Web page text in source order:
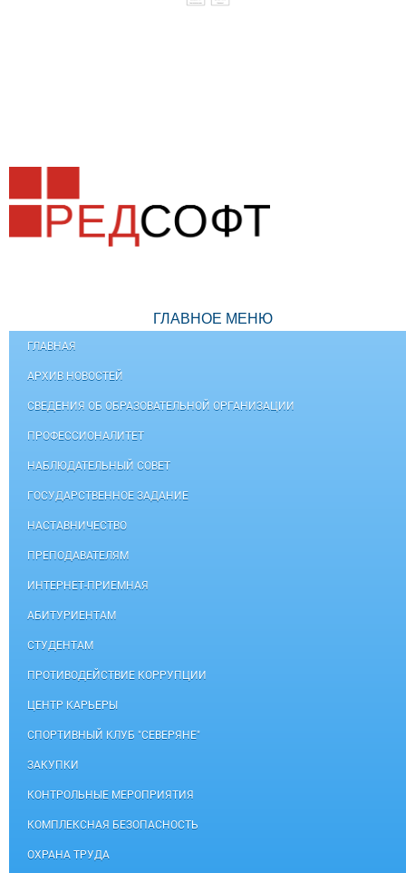
ГЛАВНОЕ МЕНЮ
ГЛАВНАЯ
АРХИВ НОВОСТЕЙ
СВЕДЕНИЯ ОБ ОБРАЗОВАТЕЛЬНОЙ ОРГАНИЗАЦИИ
ПРОФЕССИОНАЛИТЕТ
НАБЛЮДАТЕЛЬНЫЙ СОВЕТ
ГОСУДАРСТВЕННОЕ ЗАДАНИЕ
НАСТАВНИЧЕСТВО
ПРЕПОДАВАТЕЛЯМ
ИНТЕРНЕТ-ПРИЕМНАЯ
АБИТУРИЕНТАМ
СТУДЕНТАМ
ПРОТИВОДЕЙСТВИЕ КОРРУПЦИИ
ЦЕНТР КАРЬЕРЫ
СПОРТИВНЫЙ КЛУБ "СЕВЕРЯНЕ"
ЗАКУПКИ
КОНТРОЛЬНЫЕ МЕРОПРИЯТИЯ
КОМПЛЕКСНАЯ БЕЗОПАСНОСТЬ
ОХРАНА ТРУДА